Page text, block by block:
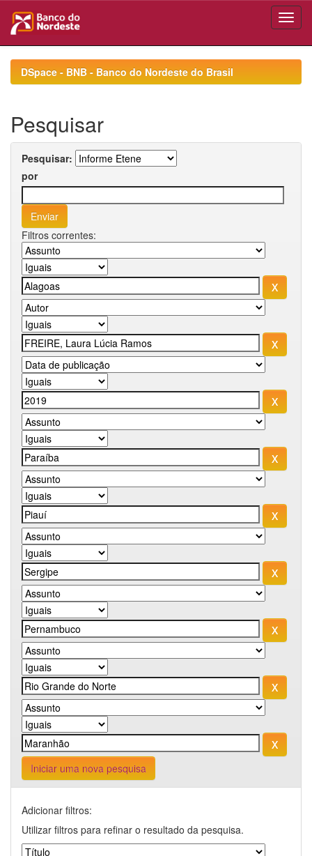
navigationDSpace - BNB - Banco do Nordeste do Brasil
Pesquisar
Pesquisar:
por
Filtros correntes:
Iniciar uma nova pesquisa
Adicionar filtros:
Utilizar filtros para refinar o resultado da pesquisa.